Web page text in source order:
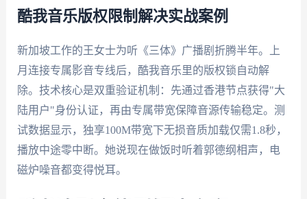
酷我音乐版权限制解决实战案例
新加坡工作的王女士为听《三体》广播剧折腾半年。上
月连接专属影音专线后，酷我音乐里的版权锁自动解
除。技术核心是双重验证机制：先通过香港节点获得"大
陆用户"身份认证，再由专属带宽保障音源传输稳定。测
试数据显示，独享100M带宽下无损音质加载仅需1.8秒，
播放中途零中断。她说现在做饭时听着郭德纲相声，电
磁炉噪音都变得悦耳。